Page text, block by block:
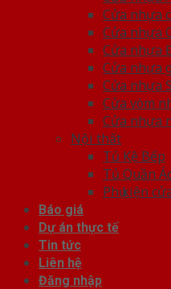
Cửa nhựa
Cửa nhựa
Cửa nhựa
Cửa nhựa
Cửa nhựa
Cửa vòm
Cửa nhựa
Nội thất
Tủ Kệ Bếp
Tủ Quần
Phụ kiện
Báo giá
Dự án thực tế
Tin tức
Liên hệ
Đăng nhập